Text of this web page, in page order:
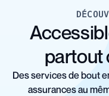
partout
Des services de bout
assurances au